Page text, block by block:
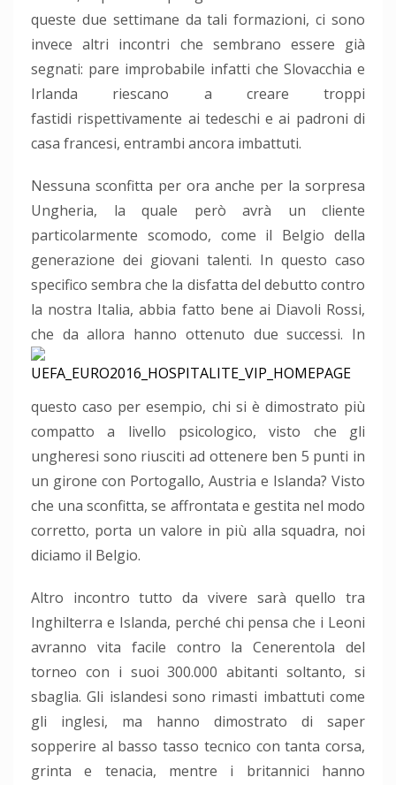
queste due settimane da tali formazioni, ci sono
invece altri incontri che sembrano essere già
segnati: pare improbabile infatti che Slovacchia e
Irlanda riescano a creare troppi
fastidi rispettivamente ai tedeschi e ai padroni di
casa francesi, entrambi ancora imbattuti.
Nessuna sconfitta per ora anche per la sorpresa
Ungheria, la quale però avrà un cliente
particolarmente scomodo, come il Belgio della
generazione dei giovani talenti. In questo caso
specifico sembra che la disfatta del debutto contro
la nostra Italia, abbia fatto bene ai Diavoli Rossi,
che da allora hanno ottenuto due successi. In
questo caso per esempio, chi si è dimostrato più
compatto a livello psicologico, visto che gli
ungheresi sono riusciti ad ottenere ben 5 punti in
un girone con Portogallo, Austria e Islanda? Visto
che una sconfitta, se affrontata e gestita nel modo
corretto, porta un valore in più alla squadra, noi
diciamo il Belgio.
Altro incontro tutto da vivere sarà quello tra
Inghilterra e Islanda, perché chi pensa che i Leoni
avranno vita facile contro la Cenerentola del
torneo con i suoi 300.000 abitanti soltanto, si
sbaglia. Gli islandesi sono rimasti imbattuti come
gli inglesi, ma hanno dimostrato di saper
sopperire al basso tasso tecnico con tanta corsa,
grinta e tenacia, mentre i britannici hanno